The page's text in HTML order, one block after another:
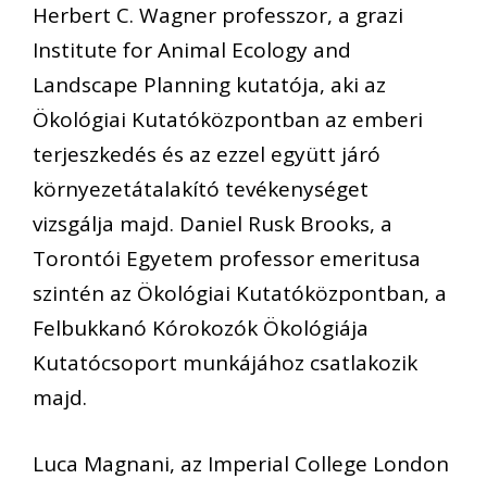
Herbert C. Wagner professzor, a grazi
Institute for Animal Ecology and
Landscape Planning kutatója, aki az
Ökológiai Kutatóközpontban az emberi
terjeszkedés és az ezzel együtt járó
környezetátalakító tevékenységet
vizsgálja majd. Daniel Rusk Brooks, a
Torontói Egyetem professor emeritusa
szintén az Ökológiai Kutatóközpontban, a
Felbukkanó Kórokozók Ökológiája
Kutatócsoport munkájához csatlakozik
majd.
Luca Magnani, az Imperial College London